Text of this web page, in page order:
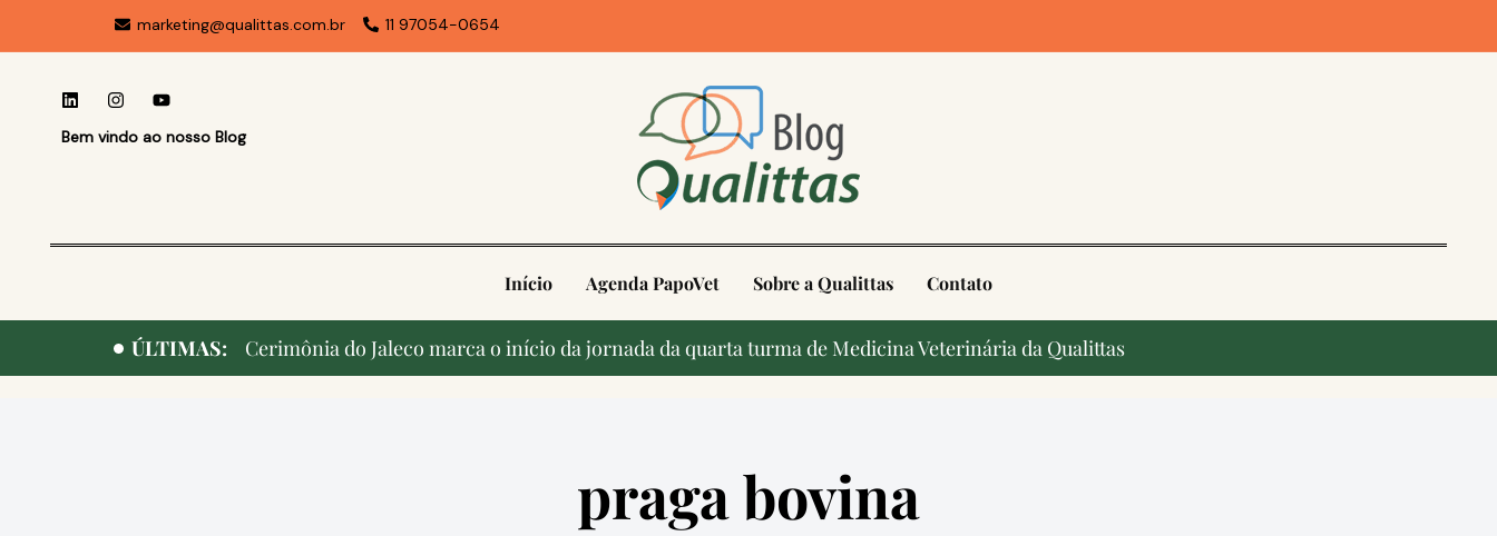
marketing@qualittas.com.br 11 97054-0654
Bem vindo ao nosso Blog
Início Agenda PapoVet Sobre a Qualittas Contato
ÚLTIMAS: Cerimônia do Jaleco marca o início da jornada da quarta turma de Medicina Veterinária da Qualittas
praga bovina